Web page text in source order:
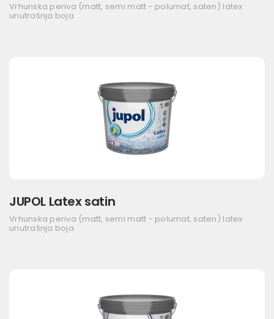
Vrhunska periva (matt, semi matt - polumat, saten) latex
unutrašnja boja
JUPOL Latex satin
Vrhunska periva (matt, semi matt - polumat, saten) latex
unutrašnja boja